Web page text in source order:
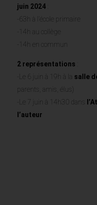
juin 2024
-63h à l’école primaire
-14h au collège
-14h en commun
2 représentations
-Le 6 juin à 19h à la salle
parents, amis, élus)
-Le 7 juin à 14h30 dans
l’auteur